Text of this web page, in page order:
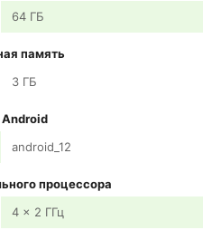
64 ГБ
память
3 ГБ
android_12
процессора
4 x 2 ГГц